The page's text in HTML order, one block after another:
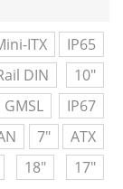
ITX
IP65
DIN
10"
GMSL
IP67
7"
ATX
18"
17"